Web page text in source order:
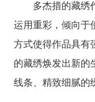
多杰措的藏绣
运用重彩，倾向于
方式使得作品具有
的藏绣焕发出新的
线条、精致细腻的